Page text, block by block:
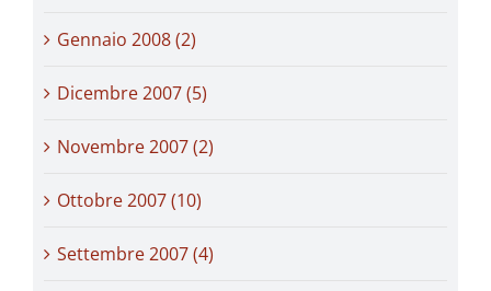
Gennaio 2008 (2)
Dicembre 2007 (5)
Novembre 2007 (2)
Ottobre 2007 (10)
Settembre 2007 (4)